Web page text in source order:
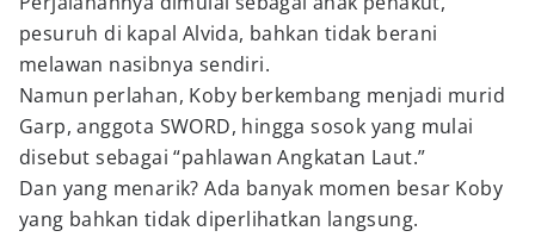
pesuruh di kapal Alvida, bahkan tidak berani
melawan nasibnya sendiri.
Namun perlahan, Koby berkembang menjadi murid
Garp, anggota SWORD, hingga sosok yang mulai
disebut sebagai “pahlawan Angkatan Laut.”
Dan yang menarik? Ada banyak momen besar Koby
yang bahkan tidak diperlihatkan langsung.